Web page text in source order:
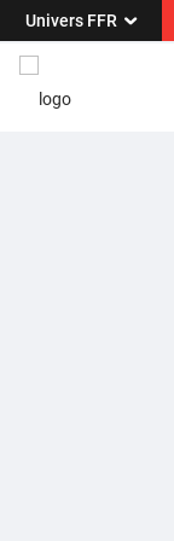
Univers FFR